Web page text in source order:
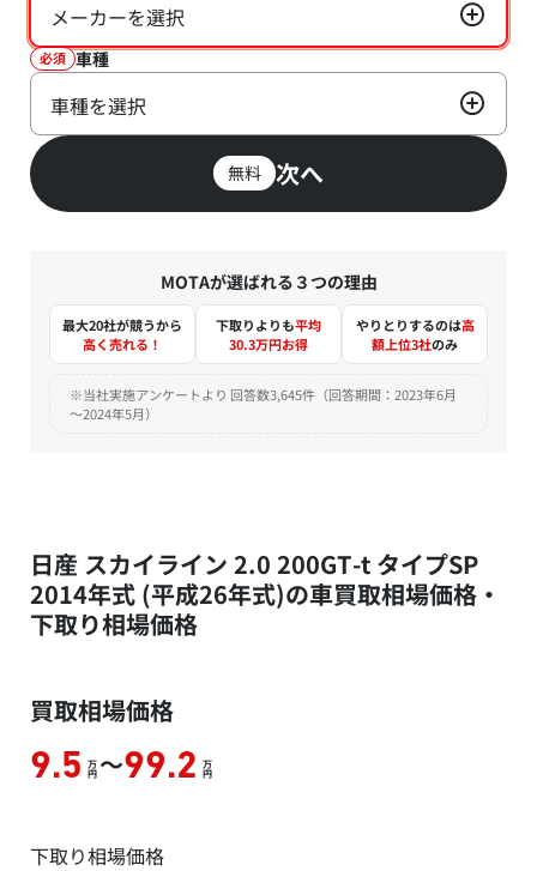
メーカーを選択
必須 車種
車種を選択
無料 次へ
MOTAが選ばれる３つの理由
最大20社が競うから
高く売れる！
下取りよりも平均
30.3万円お得
やりとりするのは高
額上位3社のみ
※当社実施アンケートより 回答数3,645件（回答期間：2023年6月
～2024年5月）
日産 スカイライン 2.0 200GT-t タイプSP
2014年式 (平成26年式)の車買取相場価格・
下取り相場価格
買取相場価格
9.5 万
円 ～99.2 万
円
下取り相場価格